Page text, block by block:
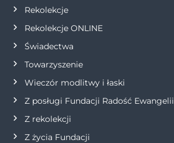
s
u
Rekolekcje
Rekolekcje ONLINE
Świadectwa
Towarzyszenie
Wieczór modlitwy i łaski
Z posługi Fundacji Radość Ewangelii
Z rekolekcji
Z życia Fundacji